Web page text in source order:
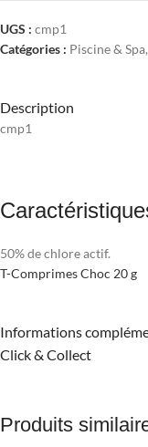
UGS : cmp1
Catégories : Piscine & Spa,
Description
cmp1
50% de chlore actif.
T-Comprimes Choc 20 g
Informations
Click & Collect
Produits